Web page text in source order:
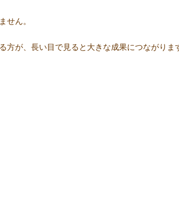
せん。
方が、長い目で見ると大きな成果につながりま